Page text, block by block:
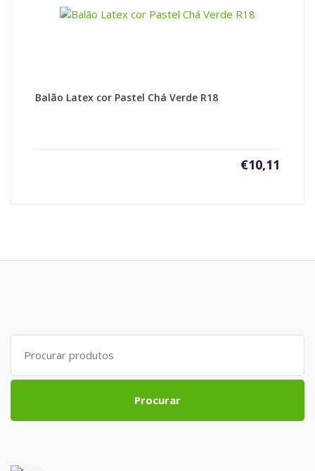
Balão Latex cor Pastel Chá Verde R18
€10,11
Search
for:
Procurar